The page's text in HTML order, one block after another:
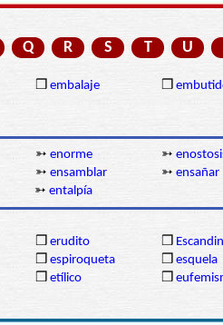
Q R S T U
❒ embalaje ❒
➳ enorme ➳
➳ ensamblar ➳ ensañar
➳ entalpía
❒ erudito ❒
❒ espiroqueta ❒ esquela
❒ etílico ❒